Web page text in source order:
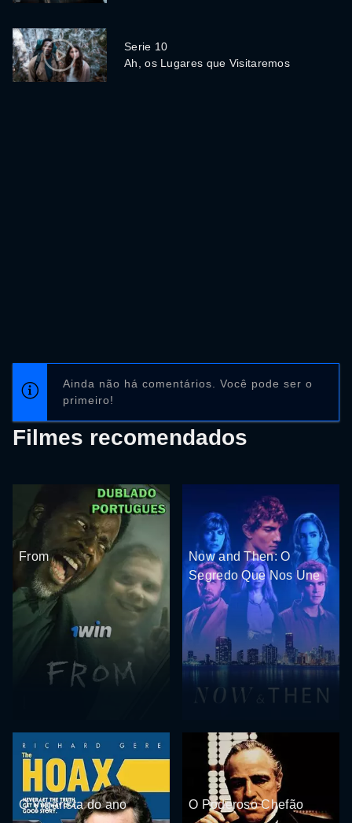
Serie 10
Ah, os Lugares que Visitaremos
Ainda não há comentários. Você pode ser o
primeiro!
Filmes recomendados
From
Now and Then: O
Segredo Que Nos Une
O Vigarista do ano O Poderoso Chefão